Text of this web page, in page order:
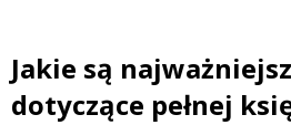
Jakie są
dotyczące pełnej